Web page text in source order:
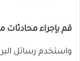
قم بإجراء
واستخدم رسائل